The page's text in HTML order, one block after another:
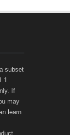
subset
If
may
learn